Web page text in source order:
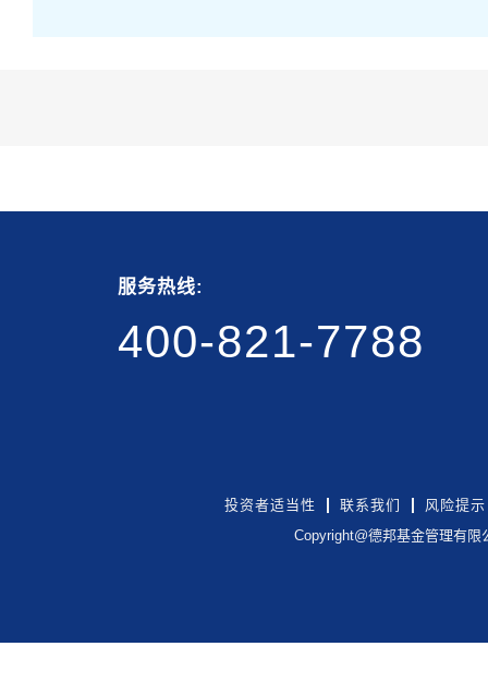
服务热线:
400-821-7788
投资者适当性 联系我们
风险提示
Copyright@德邦基金管理有